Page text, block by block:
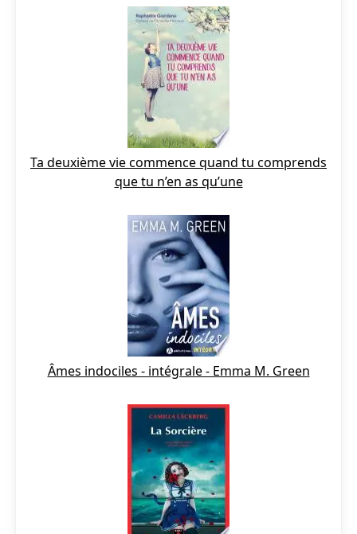
Ta deuxième vie commence quand tu comprends
que tu n’en as qu’une
Âmes indociles - intégrale - Emma M. Green